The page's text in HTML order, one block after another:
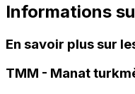
Informations
En savoir plus sur
TMM - Manat